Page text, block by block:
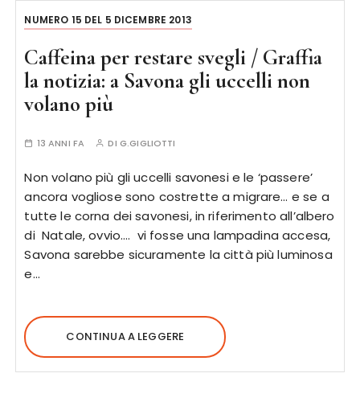
NUMERO 15 DEL 5 DICEMBRE 2013
Caffeina per restare svegli / Graffia
la notizia: a Savona gli uccelli non
volano più
13 ANNI FA DI G.GIGLIOTTI
Non volano più gli uccelli savonesi e le ‘passere’
ancora vogliose sono costrette a migrare… e se a
tutte le corna dei savonesi, in riferimento all’albero
di Natale, ovvio…. vi fosse una lampadina accesa,
Savona sarebbe sicuramente la città più luminosa
e…
CONTINUA A LEGGERE